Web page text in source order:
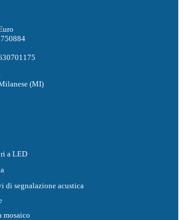
(MI)
a LED
di segnalazione acustica
mosaico